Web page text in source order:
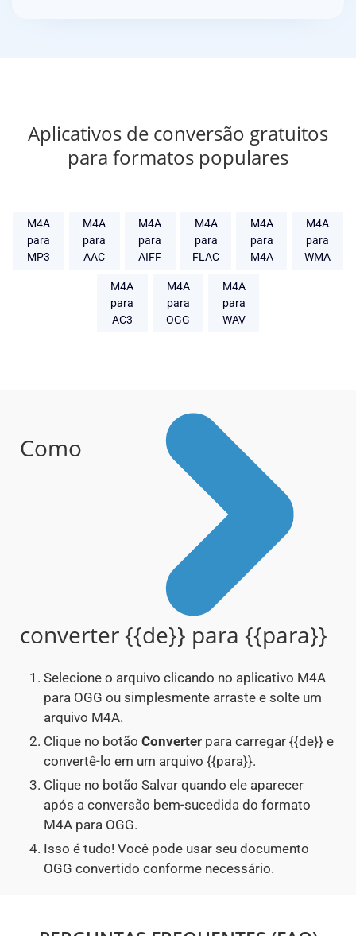
Aplicativos de conversão gratuitos
para formatos populares
M4A
para
MP3
M4A
para
AAC
M4A
para
AIFF
M4A
para
FLAC
M4A
para
M4A
M4A
para
WMA
M4A
para
AC3
M4A
para
OGG
M4A
para
WAV
Como
converter {{de}} para {{para}}
Selecione o arquivo clicando no aplicativo M4A
para OGG ou simplesmente arraste e solte um
arquivo M4A.
Clique no botão Converter para carregar {{de}} e
convertê-lo em um arquivo {{para}}.
Clique no botão Salvar quando ele aparecer
após a conversão bem-sucedida do formato
M4A para OGG.
Isso é tudo! Você pode usar seu documento
OGG convertido conforme necessário.